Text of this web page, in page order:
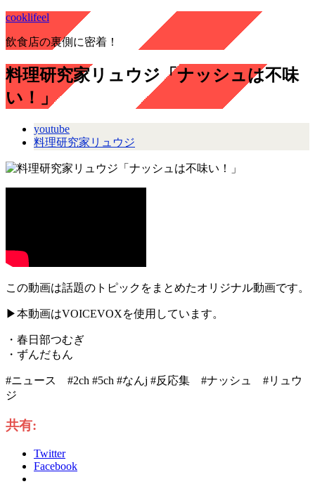
cooklifeel
飲食店の裏側に密着！
料理研究家リュウジ「ナッシュは不味
い！」
youtube
料理研究家リュウジ
この動画は話題のトピックをまとめたオリジナル動画です。
▶本動画はVOICEVOXを使用しています。
・春日部つむぎ
・ずんだもん
#ニュース #2ch #5ch #なんj #反応集 #ナッシュ #リュウ
ジ
共有:
Twitter
Facebook